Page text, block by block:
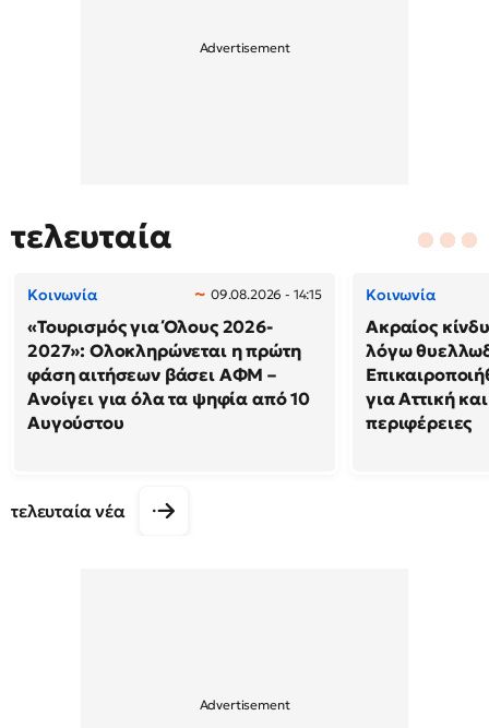
τελευταία
Κοινωνία 09.08.2026 - 14:15
«Τουρισμός για Όλους 2026-
2027»: Ολοκληρώνεται η πρώτη
φάση αιτήσεων βάσει ΑΦΜ –
Ανοίγει για όλα τα ψηφία από 10
Αυγούστου
Κοινωνία
Ακραίος
λόγω
για Αττική
περιφέρειες
τελευταία νέα